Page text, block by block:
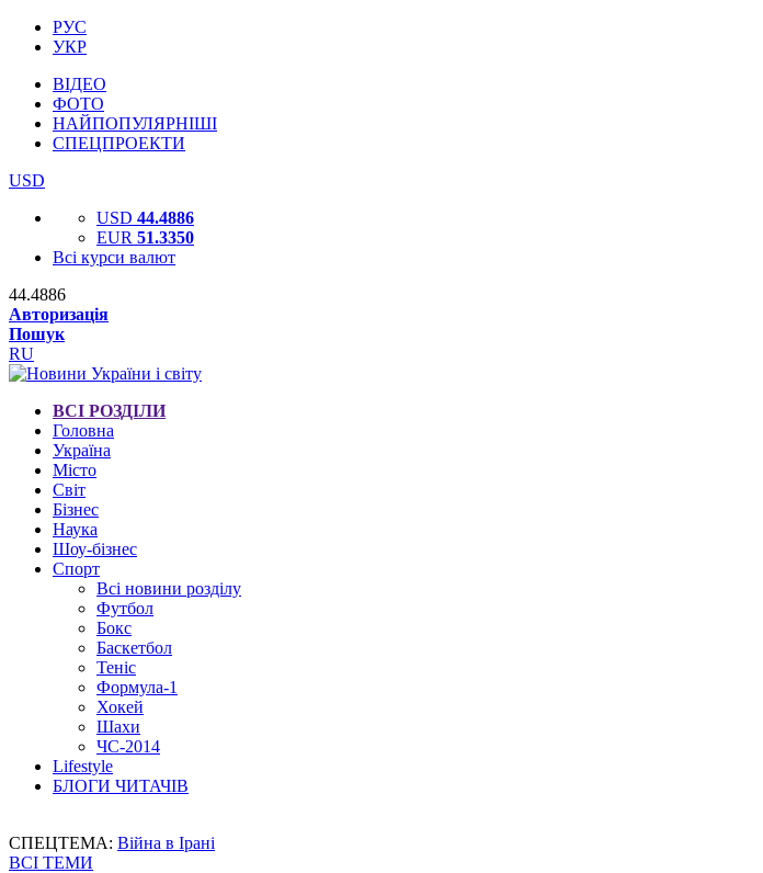
РУС
УКР
ВІДЕО
ФОТО
НАЙПОПУЛЯРНІШІ
СПЕЦПРОЕКТИ
USD
USD 44.4886
EUR 51.3350
Всі курси валют
44.4886
Авторизація
Пошук
RU
ВСІ РОЗДІЛИ
Головна
Україна
Місто
Світ
Бізнес
Наука
Шоу-бізнес
Спорт
Всі новини розділу
Футбол
Бокс
Баскетбол
Теніс
Формула-1
Хокей
Шахи
ЧС-2014
Lifestyle
БЛОГИ ЧИТАЧІВ
СПЕЦТЕМА: Війна в Ірані
ВСІ ТЕМИ